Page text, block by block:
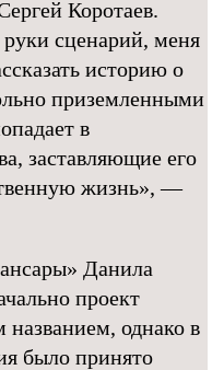
Коротаев.
руки сценарий, меня
историю о
приземленными
в
заставляющие его
жизнь», —
Данила
проект
названием, однако в
было принято